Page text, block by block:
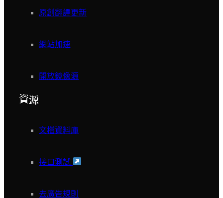
原創翻譯更新
網站加速
開放鏡像源
資源
文檔資料庫
接口測試
去廣告規則